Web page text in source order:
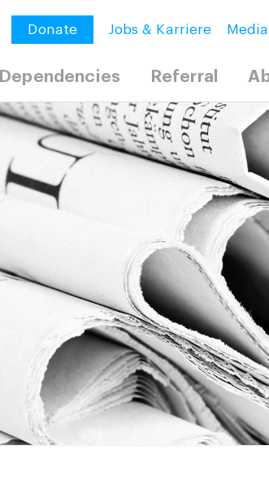
Donate Jobs & Karriere Media
Dependencies Referral